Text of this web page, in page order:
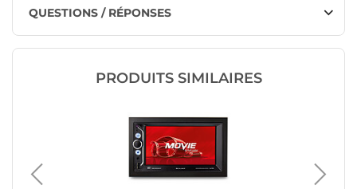
QUESTIONS / RÉPONSES
PRODUITS SIMILAIRES